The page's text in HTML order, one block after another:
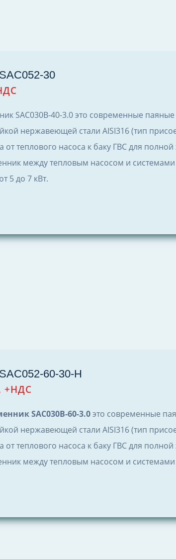
30
MDL.
SAC030B-40-3.0 это современные
нержавеющей стали AISI316 (тип
теплового насоса к баку ГВС для
между тепловым насосом и
5 до 7 кВт.
60-30-Н
Текущая
цена:
10950 MDL.
+НДС
SAC030B-60-3.0это современные
нержавеющей стали AISI316 (тип
теплового насоса к баку ГВС для
между тепловым насосом и